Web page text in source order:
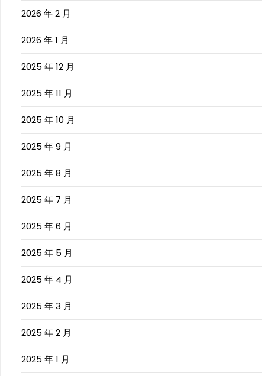
2026 年 2 月
2026 年 1 月
2025 年 12 月
2025 年 11 月
2025 年 10 月
2025 年 9 月
2025 年 8 月
2025 年 7 月
2025 年 6 月
2025 年 5 月
2025 年 4 月
2025 年 3 月
2025 年 2 月
2025 年 1 月